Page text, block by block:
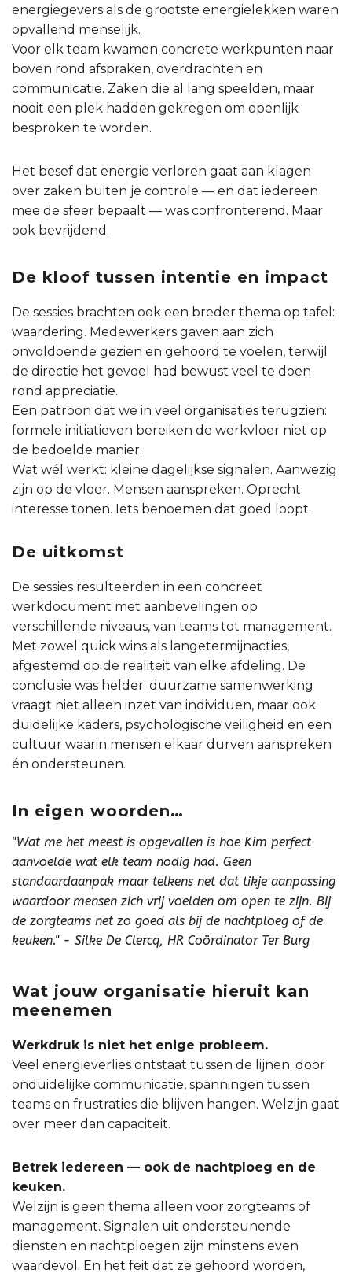
energiegevers als de grootste energielekken waren
opvallend menselijk.
Voor elk team kwamen concrete werkpunten naar
boven rond afspraken, overdrachten en
communicatie. Zaken die al lang speelden, maar
nooit een plek hadden gekregen om openlijk
besproken te worden.
Het besef dat energie verloren gaat aan klagen
over zaken buiten je controle — en dat iedereen
mee de sfeer bepaalt — was confronterend. Maar
ook bevrijdend.
De kloof tussen intentie en impact
De sessies brachten ook een breder thema op tafel:
waardering. Medewerkers gaven aan zich
onvoldoende gezien en gehoord te voelen, terwijl
de directie het gevoel had bewust veel te doen
rond appreciatie.
Een patroon dat we in veel organisaties terugzien:
formele initiatieven bereiken de werkvloer niet op
de bedoelde manier.
Wat wél werkt: kleine dagelijkse signalen. Aanwezig
zijn op de vloer. Mensen aanspreken. Oprecht
interesse tonen. Iets benoemen dat goed loopt.
De uitkomst
De sessies resulteerden in een concreet
werkdocument met aanbevelingen op
verschillende niveaus, van teams tot management.
Met zowel quick wins als langetermijnacties,
afgestemd op de realiteit van elke afdeling. De
conclusie was helder: duurzame samenwerking
vraagt niet alleen inzet van individuen, maar ook
duidelijke kaders, psychologische veiligheid en een
cultuur waarin mensen elkaar durven aanspreken
én ondersteunen.
In eigen woorden…
"Wat me het meest is opgevallen is hoe Kim perfect
aanvoelde wat elk team nodig had. Geen
standaardaanpak maar telkens net dat tikje aanpassing
waardoor mensen zich vrij voelden om open te zijn. Bij
de zorgteams net zo goed als bij de nachtploeg of de
keuken." - Silke De Clercq, HR Coördinator Ter Burg
Wat jouw organisatie hieruit kan
meenemen
Werkdruk is niet het enige probleem.
Veel energieverlies ontstaat tussen de lijnen: door
onduidelijke communicatie, spanningen tussen
teams en frustraties die blijven hangen. Welzijn gaat
over meer dan capaciteit.
Betrek iedereen — ook de nachtploeg en de
keuken.
Welzijn is geen thema alleen voor zorgteams of
management. Signalen uit ondersteunende
diensten en nachtploegen zijn minstens even
waardevol. En het feit dat ze gehoord worden,